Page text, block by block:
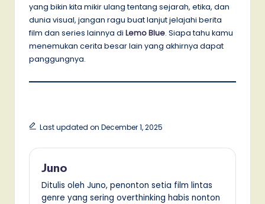
yang bikin kita mikir ulang tentang sejarah, etika, dan
dunia visual, jangan ragu buat lanjut jelajahi berita
film dan series lainnya di Lemo Blue. Siapa tahu kamu
menemukan cerita besar lain yang akhirnya dapat
panggungnya.
Last updated on December 1, 2025
Juno
Ditulis oleh Juno, penonton setia film lintas
genre yang sering overthinking habis nonton